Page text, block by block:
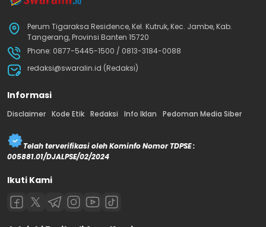
Perum Tigaraksa Residence, Kel. Kutruk, Kec. Jambe, Kab.
Tangerang, Provinsi Banten 15720
Phone: 0877-5445-1500 / 0813-3184-0088
redaksi@swaralin.id (Redaksi)
Informasi
Disclaimer Kode Etik Redaksi Info Iklan Pedoman Media Siber
Telah terverifikasi oleh Kominfo Nomor TDPSE :
005881.01/DJALPSE/02/2024
Ikuti Kami